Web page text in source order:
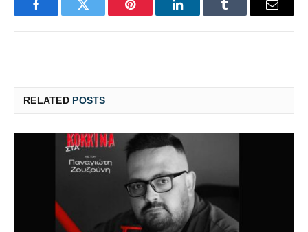
FacebookTwitter Pinterest LinkedInTumblr Email
RELATED POSTS